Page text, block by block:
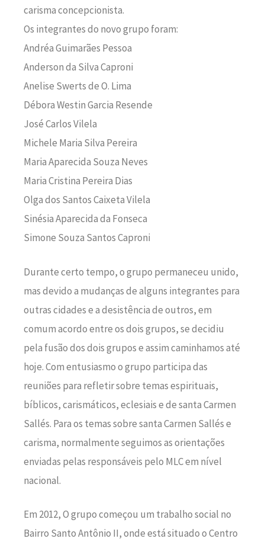
carisma concepcionista.
Os integrantes do novo grupo foram:
Andréa Guimarães Pessoa
Anderson da Silva Caproni
Anelise Swerts de O. Lima
Débora Westin Garcia Resende
José Carlos Vilela
Michele Maria Silva Pereira
Maria Aparecida Souza Neves
Maria Cristina Pereira Dias
Olga dos Santos Caixeta Vilela
Sinésia Aparecida da Fonseca
Simone Souza Santos Caproni
Durante certo tempo, o grupo permaneceu unido,
mas devido a mudanças de alguns integrantes para
outras cidades e a desistência de outros, em
comum acordo entre os dois grupos, se decidiu
pela fusão dos dois grupos e assim caminhamos até
hoje. Com entusiasmo o grupo participa das
reuniões para refletir sobre temas espirituais,
bíblicos, carismáticos, eclesiais e de santa Carmen
Sallés. Para os temas sobre santa Carmen Sallés e
carisma, normalmente seguimos as orientações
enviadas pelas responsáveis pelo MLC em nível
nacional.
Em 2012, O grupo começou um trabalho social no
Bairro Santo Antônio II, onde está situado o Centro